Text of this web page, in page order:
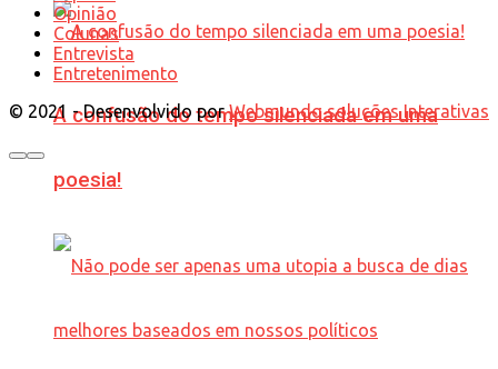
A confusão do tempo silenciada em uma
poesia!
Opinião
Colunas
Entrevista
Entretenimento
© 2021 - Desenvolvido porWebmundo soluções Interativas